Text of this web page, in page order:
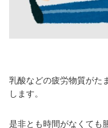
乳酸などの疲労物質がた
します。
是非とも時間がなくても